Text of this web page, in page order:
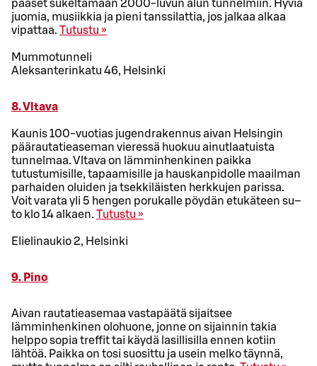
pääset sukeltamaan 2000-luvun alun tunnelmiin. Hyviä
juomia, musiikkia ja pieni tanssilattia, jos jalkaa alkaa
vipattaa. Tutustu »
Mummotunneli
Aleksanterinkatu 46, Helsinki
8. Vltava
Kaunis 100-vuotias jugendrakennus aivan Helsingin
päärautatieaseman vieressä huokuu ainutlaatuista
tunnelmaa. Vltava on lämminhenkinen paikka
tutustumisille, tapaamisille ja hauskanpidolle maailman
parhaiden oluiden ja tsekkiläisten herkkujen parissa.
Voit varata yli 5 hengen porukalle pöydän etukäteen su–
to klo 14 alkaen. Tutustu »
Elielinaukio 2, Helsinki
9. Pino
Aivan rautatieasemaa vastapäätä sijaitsee
lämminhenkinen olohuone, jonne on sijainnin takia
helppo sopia treffit tai käydä lasillisilla ennen kotiin
lähtöä. Paikka on tosi suosittu ja usein melko täynnä,